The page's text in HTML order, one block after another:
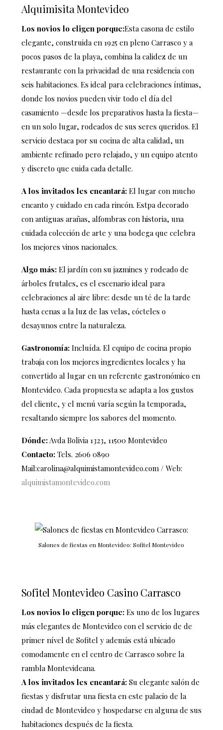
Alquimisita Montevideo
Los novios lo eligen porque:Esta casona de estilo
elegante, construida en 1925 en pleno Carrasco y a
pocos pasos de la playa, combina la calidez de un
restaurante con la privacidad de una residencia con
seis habitaciones. Es ideal para celebraciones íntimas,
donde los novios pueden vivir todo el día del
casamiento —desde los preparativos hasta la fiesta—
en un solo lugar, rodeados de sus seres queridos. El
servicio destaca por su cocina de alta calidad, un
ambiente refinado pero relajado, y un equipo atento
y discreto que cuida cada detalle.
A los invitados les encantará: El lugar con mucho
encanto y cuidado en cada rincón. Estpa decorado
con antiguas arañas, alfombras con historia, una
cuidada colección de arte y una bodega que celebra
los mejores vinos nacionales.
Algo más:El jardín con su jazmines y rodeado de
árboles frutales, es el escenario ideal para
celebraciones al aire libre: desde un té de la tarde
hasta cenas a la luz de las velas, cócteles o
desayunos entre la naturaleza.
Gastronomía:Incluída. El equipo de cocina propio
trabaja con los mejores ingredientes locales y ha
convertido al lugar en un referente gastronómico en
Montevideo. Cada propuesta se adapta a los gustos
del cliente, y el menú varía según la temporada,
resaltando siempre los sabores del momento.
Dónde:Avda Bolivia 1323, 11500 Montevideo
Contacto:Tels. 2606 0890
Mail:carolina@alquimistamontevideo.com / Web:
alquimistamontevideo.com
Salones de fiestas en Montevideo: Sofitel Montevideo
Sofitel Montevideo Casino Carrasco
Los novios lo eligen porque: Es uno de los lugares
más elegantes de Montevideo con el servicio de de
primer nível de Sofitel y además está ubicado
comodamente en el centro de Carrasco sobre la
rambla Montevideana.
A los invitados les encantará: Su elegante salón de
fiestas y disfrutar una fiesta en este palacio de la
ciudad de Montevideo y hospedarse en alguna de sus
habitaciones después de la fiesta.